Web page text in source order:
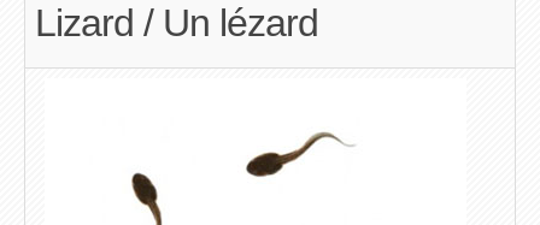
Lizard / Un lézard